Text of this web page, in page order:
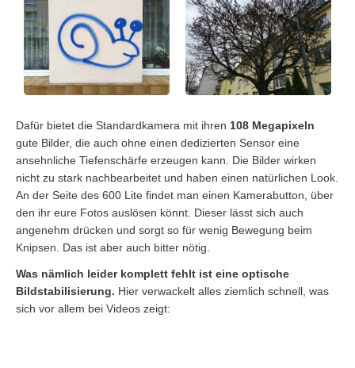
Dafür bietet die Standardkamera mit ihren 108 Megapixeln
gute Bilder, die auch ohne einen dedizierten Sensor eine
ansehnliche Tiefenschärfe erzeugen kann. Die Bilder wirken
nicht zu stark nachbearbeitet und haben einen natürlichen Look.
An der Seite des 600 Lite findet man einen Kamerabutton, über
den ihr eure Fotos auslösen könnt. Dieser lässt sich auch
angenehm drücken und sorgt so für wenig Bewegung beim
Knipsen. Das ist aber auch bitter nötig.
Was nämlich leider komplett fehlt ist eine optische
Bildstabilisierung. Hier verwackelt alles ziemlich schnell, was
sich vor allem bei Videos zeigt: